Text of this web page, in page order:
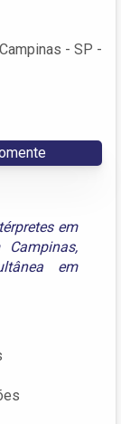
- SP -
em
Campinas,
em